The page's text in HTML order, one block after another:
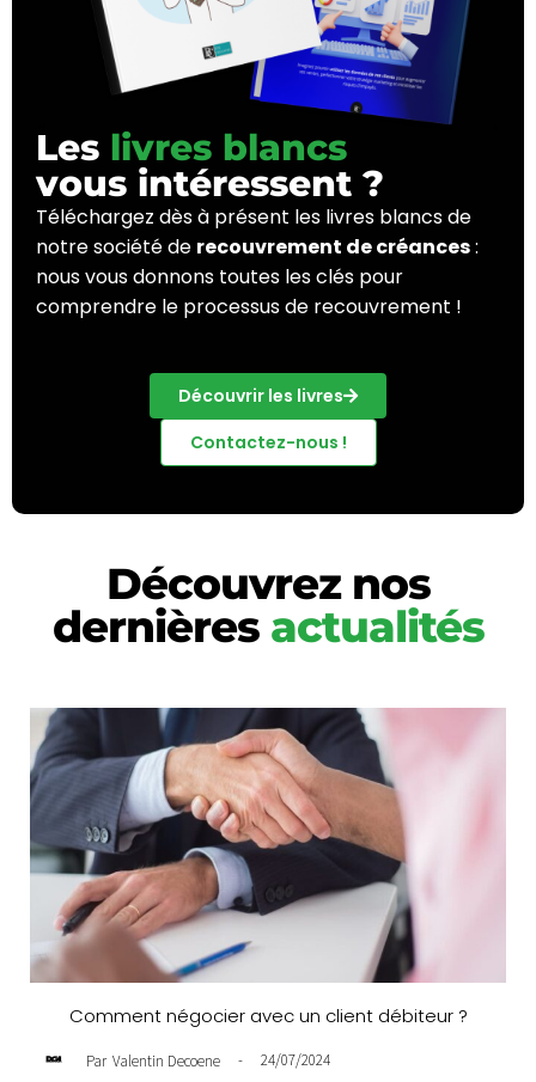
Les livres blancs
vous intéressent ?
Téléchargez dès à présent les livres blancs de
notre société de recouvrement de créances:
nous vous donnons toutes les clés pour
comprendre le processus de recouvrement !
Découvrir les livres
Contactez-nous !
Découvrez nos
dernières actualités
Comment négocier avec un client débiteur ?
Par Valentin Decoene - 24/07/2024